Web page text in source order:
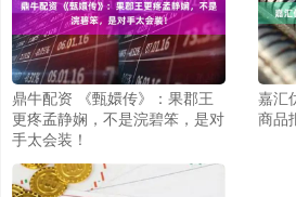
鼎牛配资 《甄嬛传》：果郡王
更疼孟静娴，不是浣碧笨，是对
手太会装！
嘉汇
商品